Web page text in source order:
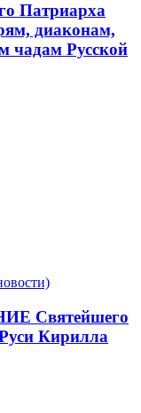
Патриарха
диаконам,
чадам Русской
Святейшего
Кирилла